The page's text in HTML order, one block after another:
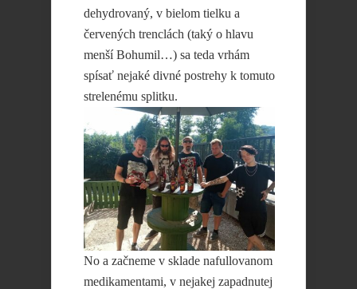
dehydrovaný, v bielom tielku a
červených trenclách (taký o hlavu
menší Bohumil…) sa teda vrhám
spísať nejaké divné postrehy k tomuto
strelenému splitku.
No a začneme v sklade nafullovanom
medikamentami, v nejakej zapadnutej